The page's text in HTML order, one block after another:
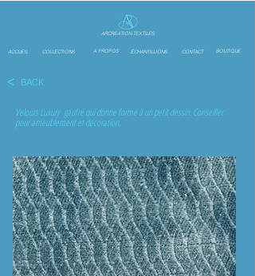
ARCREATION-TEXTILES
ACCUEIL COLLECTIONS A PROPOS ÉCHANTILLIONS CONTACT BOUTIQUE
< BACK
Velours Luxury gaufré qui donne forme à un petit dessin. Conseiller
pour ameublement et décoration.